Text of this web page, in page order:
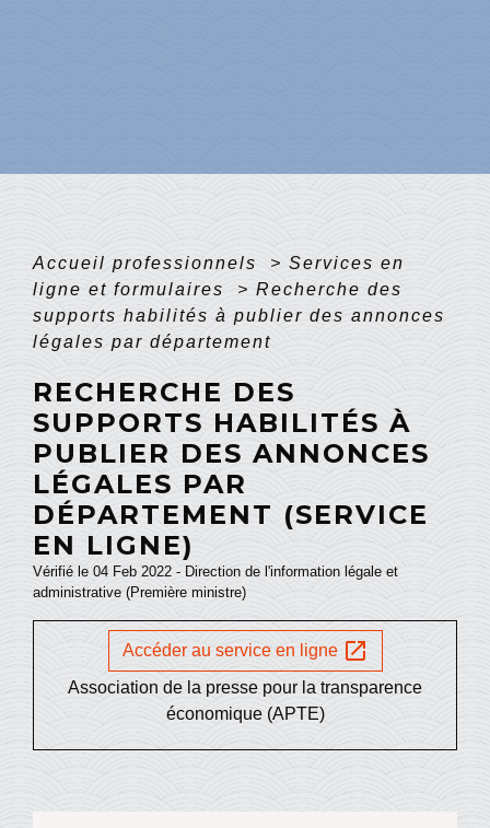
Accueil professionnels > Services en
ligne et formulaires
> Recherche des
supports habilités à publier des annonces
légales par département
RECHERCHE DES
SUPPORTS HABILITÉS À
PUBLIER DES ANNONCES
LÉGALES PAR
DÉPARTEMENT (SERVICE
EN LIGNE)
Vérifié le 04 Feb 2022 - Direction de l'information légale et
administrative (Première ministre)
Accéder au service en ligne open_in_new
Association de la presse pour la transparence
économique (APTE)